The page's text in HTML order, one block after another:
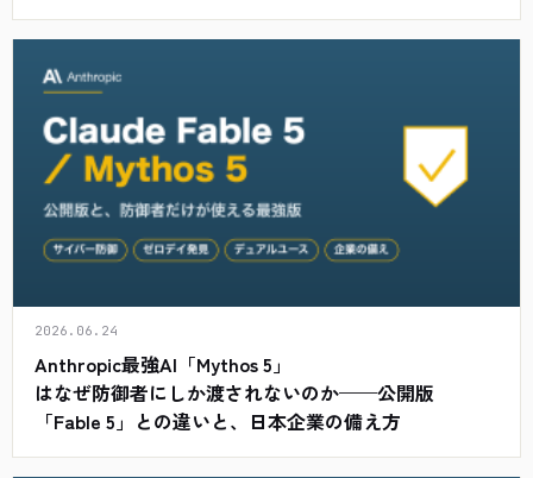
2026.06.24
Anthropic最強AI「Mythos 5」
はなぜ防御者にしか渡されないのか——公開版
「Fable 5」との違いと、日本企業の備え方